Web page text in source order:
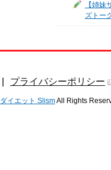
【姉
ズトー
プライバシーポリシー
ダイエット SlismAll Rights